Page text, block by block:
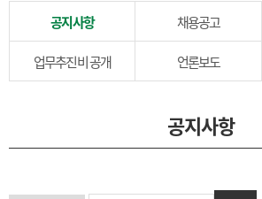
공지사항 채용공고
업무추진비 공개 언론보도
공지사항